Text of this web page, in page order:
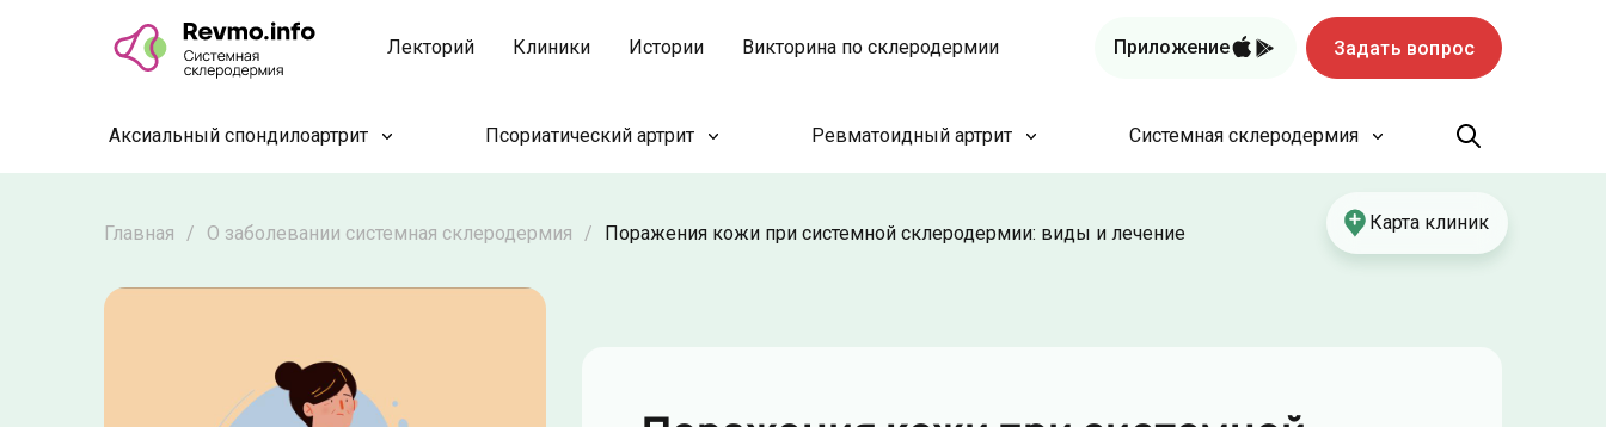
Лекторий Клиники Истории Викторина по склеродермии Приложение Задать вопрос
Аксиальный спондилоартрит Псориатический артрит Ревматоидный артрит Системная склеродермия
Карта клиник
Главная / О заболевании системная склеродермия / Поражения кожи при системной склеродермии: виды и лечение